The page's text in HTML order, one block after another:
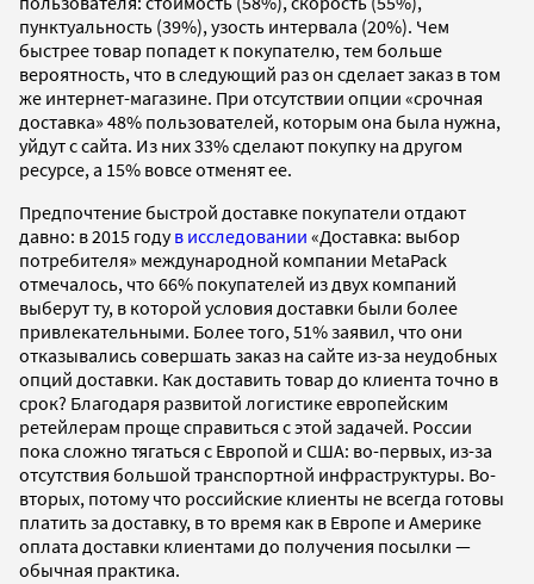
пунктуальность (39%), узость интервала (20%). Чем
быстрее товар попадет к покупателю, тем больше
вероятность, что в следующий раз он сделает заказ в том
же интернет-магазине. При отсутствии опции «срочная
доставка» 48% пользователей, которым она была нужна,
уйдут с сайта. Из них 33% сделают покупку на другом
ресурсе, а 15% вовсе отменят ее.
Предпочтение быстрой доставке покупатели отдают
давно: в 2015 годув исследовании «Доставка: выбор
потребителя» международной компании MetaPack
отмечалось, что 66% покупателей из двух компаний
выберут ту, в которой условия доставки были более
привлекательными. Более того, 51% заявил, что они
отказывались совершать заказ на сайте из-за неудобных
опций доставки. Как доставить товар до клиента точно в
срок? Благодаря развитой логистике европейским
ретейлерам проще справиться с этой задачей. России
пока сложно тягаться с Европой и США: во-первых, из-за
отсутствия большой транспортной инфраструктуры. Во-
вторых, потому что российские клиенты не всегда готовы
платить за доставку, в то время как в Европе и Америке
оплата доставки клиентами до получения посылки —
обычная практика.